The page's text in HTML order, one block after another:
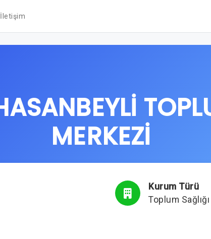
İletişim
MERKEZİ
Kurum Türü
Toplum